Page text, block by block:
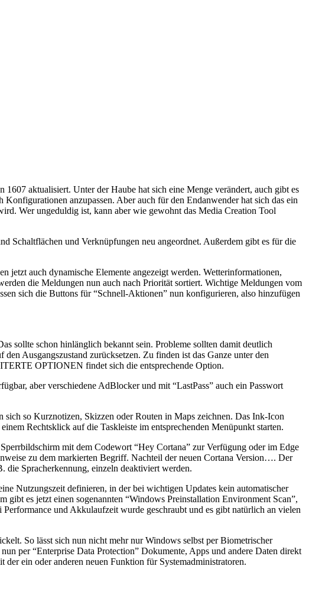
aktualisiert. Unter der Haube hat sich eine Menge verändert, auch gibt es
anzupassen. Aber auch für den Endanwender hat sich das ein
Wer ungeduldig ist, kann aber wie gewohnt das Media Creation Tool
Schaltflächen und Verknüpfungen neu angeordnet. Außerdem gibt es für die
jetzt auch dynamische Elemente angezeigt werden. Wetterinformationen,
die Meldungen nun auch nach Priorität sortiert. Wichtige Meldungen vom
sich die Buttons für “Schnell-Aktionen” nun konfigurieren, also hinzufügen
sollte schon hinlänglich bekannt sein. Probleme sollten damit deutlich
Ausgangszustand zurücksetzen. Zu finden ist das Ganze unter den
OPTIONEN findet sich die entsprechende Option.
aber verschiedene AdBlocker und mit “LastPass” auch ein Passwort
sich so Kurznotizen, Skizzen oder Routen in Maps zeichnen. Das Ink-Icon
Rechtsklick auf die Taskleiste im entsprechenden Menüpunkt starten.
mit dem Codewort “Hey Cortana” zur Verfügung oder im Edge
zu dem markierten Begriff. Nachteil der neuen Cortana Version…. Der
die Spracherkennung, einzeln deaktiviert werden.
Nutzungszeit definieren, in der bei wichtigen Updates kein automatischer
es jetzt einen sogenannten “Windows Preinstallation Environment Scan”,
und Akkulaufzeit wurde geschraubt und es gibt natürlich an vielen
So lässt sich nun nicht mehr nur Windows selbst per Biometrischer
per “Enterprise Data Protection” Dokumente, Apps und andere Daten direkt
ein oder anderen neuen Funktion für Systemadministratoren.